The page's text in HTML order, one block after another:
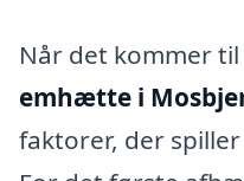
Når det kommer til
emhætte i
faktorer, der